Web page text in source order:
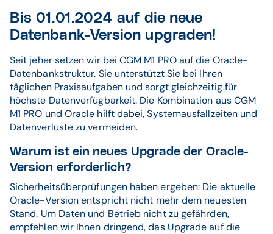
Bis 01.01.2024 auf die neue
Datenbank-Version upgraden!
Seit jeher setzen wir bei CGM M1 PRO auf die Oracle-
Datenbankstruktur. Sie unterstützt Sie bei Ihren
täglichen Praxisaufgaben und sorgt gleichzeitig für
höchste Datenverfügbarkeit. Die Kombination aus CGM
M1 PRO und Oracle hilft dabei, Systemausfallzeiten und
Datenverluste zu vermeiden.
Warum ist ein neues Upgrade der Oracle-
Version erforderlich?
Sicherheitsüberprüfungen haben ergeben: Die aktuelle
Oracle-Version entspricht nicht mehr dem neuesten
Stand. Um Daten und Betrieb nicht zu gefährden,
empfehlen wir Ihnen dringend, das Upgrade auf die